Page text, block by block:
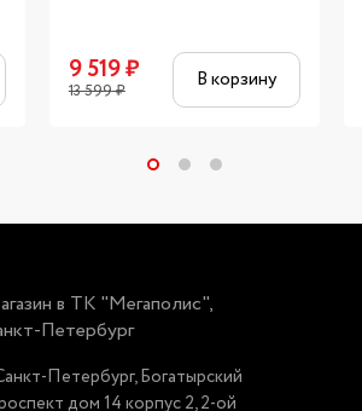
9 519₽
13 599₽ В корзину
в ТК "Мегаполис",
Петербург
Петербург, Богатырский
дом 14 корпус 2, 2-ой